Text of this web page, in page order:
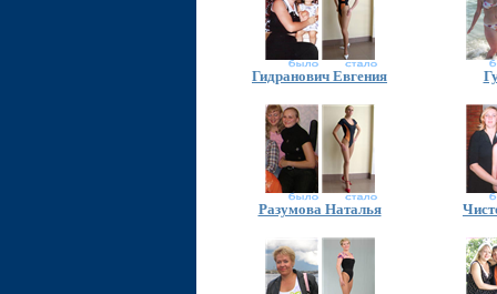
Гидранович Евгения
Разумова Наталья